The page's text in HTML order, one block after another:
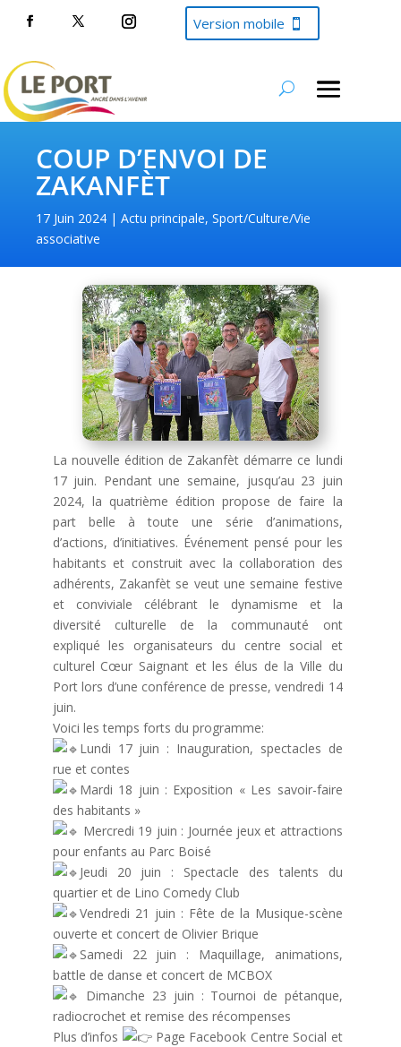
Version mobile
COUP D’ENVOI DE
ZAKANFÈT
17 Juin 2024 Actu principale,Sport/Culture/Vie
associative
La nouvelle édition de Zakanfèt démarre ce lundi
17 juin. Pendant une semaine, jusqu’au 23 juin
2024, la quatrième édition propose de faire la
part belle à toute une série d’animations,
d’actions, d’initiatives. Événement pensé pour les
habitants et construit avec la collaboration des
adhérents, Zakanfèt se veut une semaine festive
et conviviale célébrant le dynamisme et la
diversité culturelle de la communauté ont
expliqué les organisateurs du centre social et
culturel Cœur Saignant et les élus de la Ville du
Port lors d’une conférence de presse, vendredi 14
juin.
Voici les temps forts du programme:
Lundi 17 juin : Inauguration, spectacles de
rue et contes
Mardi 18 juin : Exposition « Les savoir-faire
des habitants »
Mercredi 19 juin : Journée jeux et attractions
pour enfants au Parc Boisé
Jeudi 20 juin : Spectacle des talents du
quartier et de Lino Comedy Club
Vendredi 21 juin : Fête de la Musique-scène
ouverte et concert de Olivier Brique
Samedi 22 juin : Maquillage, animations,
battle de danse et concert de MCBOX
Dimanche 23 juin : Tournoi de pétanque,
radiocrochet et remise des récompenses
Plus d’infos
Page Facebook Centre Social et